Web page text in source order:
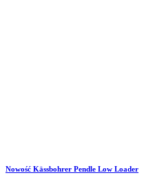
Nowość Kässbohrer Pendle Low Loader